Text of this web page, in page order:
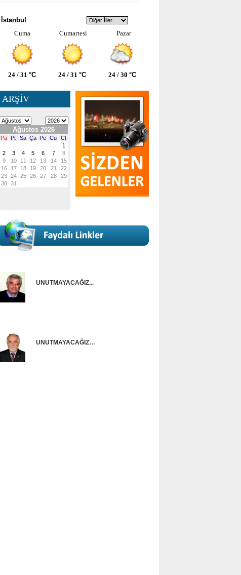
İstanbul
Cuma
Cumartesi Pazar
24 / 31 °C 24 / 31 °C 24 / 30 °C
ARŞİV
UNUTMAYACAĞIZ...
UNUTMAYACAĞIZ…